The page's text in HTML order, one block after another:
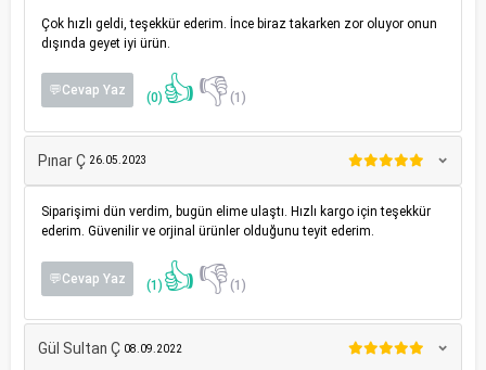
Çok hızlı geldi, teşekkür ederim. İnce biraz takarken zor oluyor onun
dışında geyet iyi ürün.
💬Cevap Yaz (0) 👍👎(1)
Pınar Ç 26.05.2023
Siparişimi dün verdim, bugün elime ulaştı. Hızlı kargo için teşekkür
ederim. Güvenilir ve orjinal ürünler olduğunu teyit ederim.
💬Cevap Yaz (1) 👍👎(1)
Gül Sultan Ç 08.09.2022